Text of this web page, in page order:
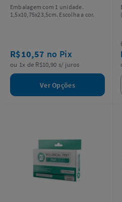
Embalagem com 1 unidade.
1,5x10,75x23,5cm. Escolha a cor.
R$10,57 no Pix
ou 1x de R$10,90 s/ juros
Ver Opções